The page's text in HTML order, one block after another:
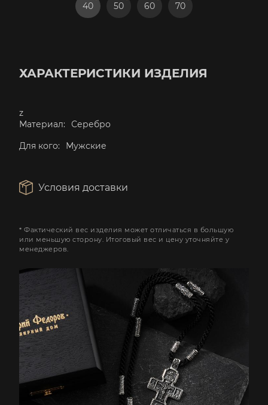
40 50 60 70
ХАРАКТЕРИСТИКИ ИЗДЕЛИЯ
z
Материал:
Серебро
Для кого:
Мужские
Условия доставки
* Фактический вес изделия может отличаться в большую
или меньшую сторону. Итоговый вес и цену уточняйте у
менеджеров.